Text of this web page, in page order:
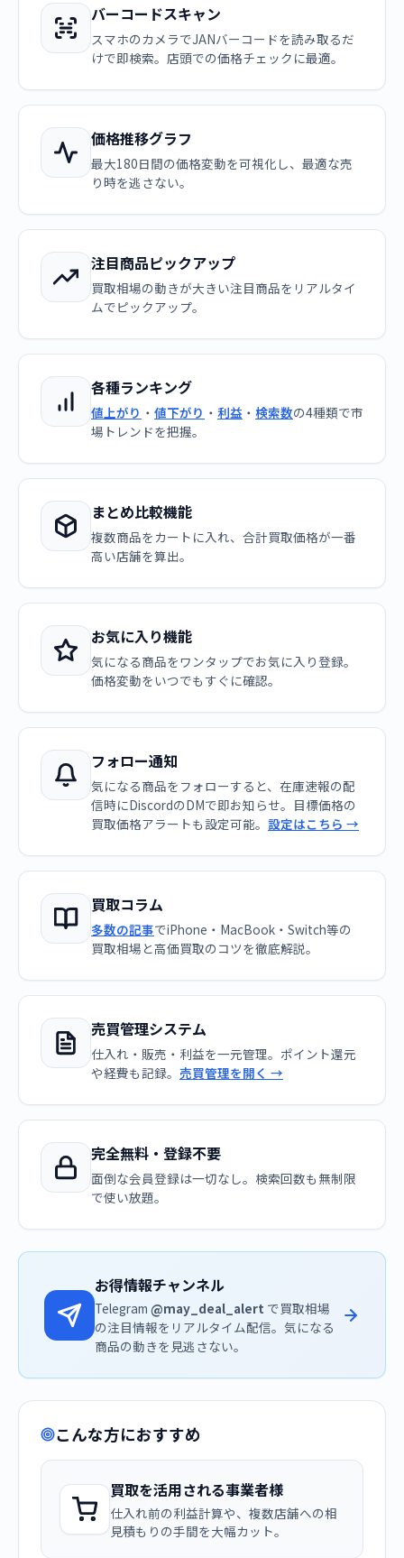
バーコードスキャン
スマホのカメラでJANバーコードを読み取るだ
けで即検索。店頭での価格チェックに最適。
価格推移グラフ
最大180日間の価格変動を可視化し、最適な売
り時を逃さない。
注目商品ピックアップ
買取相場の動きが大きい注目商品をリアルタイ
ムでピックアップ。
各種ランキング
値上がり ・ 値下がり ・ 利益 ・ 検索数の4種類で市
場トレンドを把握。
まとめ比較機能
複数商品をカートに入れ、合計買取価格が一番
高い店舗を算出。
お気に入り機能
気になる商品をワンタップでお気に入り登録。
価格変動をいつでもすぐに確認。
フォロー通知
気になる商品をフォローすると、在庫速報の配
信時にDiscordのDMで即お知らせ。目標価格の
買取価格アラートも設定可能。 設定はこちら →
買取コラム
多数の記事でiPhone・MacBook・Switch等の
買取相場と高価買取のコツを徹底解説。
売買管理システム
仕入れ・販売・利益を一元管理。ポイント還元
や経費も記録。 売買管理を開く →
完全無料・登録不要
面倒な会員登録は一切なし。検索回数も無制限
で使い放題。
お得情報チャンネル
Telegram @may_deal_alert で買取相場
の注目情報をリアルタイム配信。気になる
商品の動きを見逃さない。
こんな方におすすめ
買取を活用される事業者様
仕入れ前の利益計算や、複数店舗への相
見積もりの手間を大幅カット。